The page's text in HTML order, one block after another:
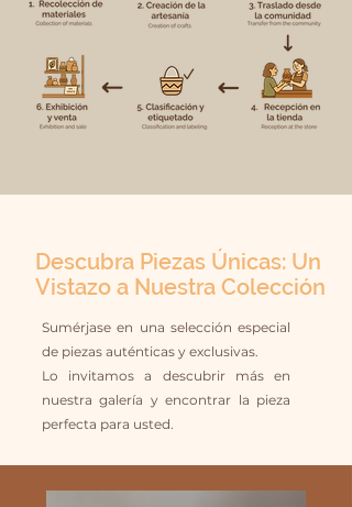
Descubra Piezas Únicas: Un
Vistazo a Nuestra Colección
Sumérjase en una selección especial
de piezas auténticas y exclusivas.
Lo invitamos a descubrir más en
nuestra galería y encontrar la pieza
perfecta para usted.